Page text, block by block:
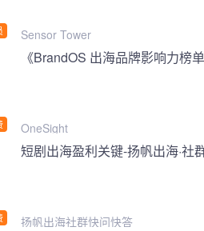
Sensor Tower
《BrandOS 出海品牌影响力榜
OneSight
短剧出海盈利关键-扬帆出海·社
扬帆出海社群快问快答